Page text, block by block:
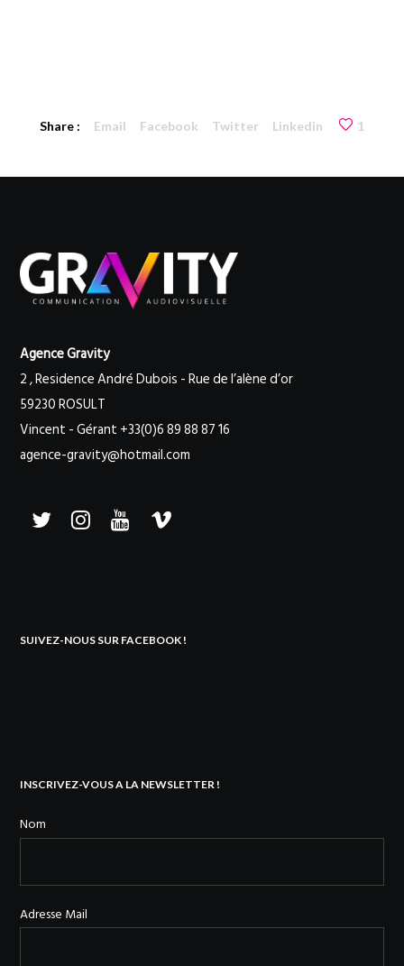
Share : Email Facebook Twitter Linkedin 1
Agence Gravity
2 , Residence André Dubois - Rue de l’alène d’or
59230 ROSULT
Vincent - Gérant +33(0)6 89 88 87 16
agence-gravity@hotmail.com
SUIVEZ-NOUS SUR FACEBOOK !
INSCRIVEZ-VOUS A LA NEWSLETTER !
Nom
Adresse Mail